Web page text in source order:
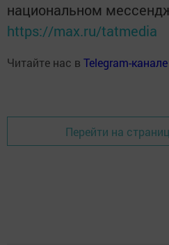
национальном
https://max.ru/tatmedia
Читайте нас в Telegram-канале
Перейти на